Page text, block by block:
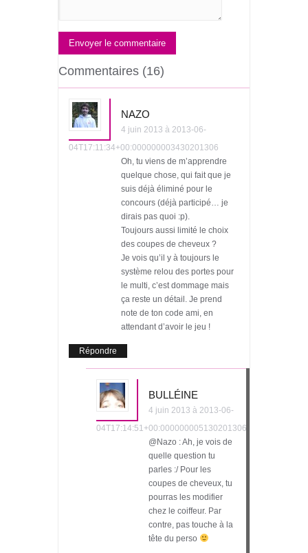
Envoyer le commentaire
Commentaires (16)
NAZO
4 juin 2013 à 2013-06-
04T17:11:34+00:000000003430201306
Oh, tu viens de m’apprendre
quelque chose, qui fait que je
suis déjà éliminé pour le
concours (déjà participé… je
dirais pas quoi :p).
Toujours aussi limité le choix
des coupes de cheveux ?
Je vois qu’il y à toujours le
système relou des portes pour
le multi, c’est dommage mais
ça reste un détail. Je prend
note de ton code ami, en
attendant d’avoir le jeu !
Répondre
BULLÉINE
4 juin 2013 à 2013-06-
04T17:14:51+00:000000005130201306
@Nazo : Ah, je vois de
quelle question tu
parles :/ Pour les
coupes de cheveux, tu
pourras les modifier
chez le coiffeur. Par
contre, pas touche à la
tête du perso